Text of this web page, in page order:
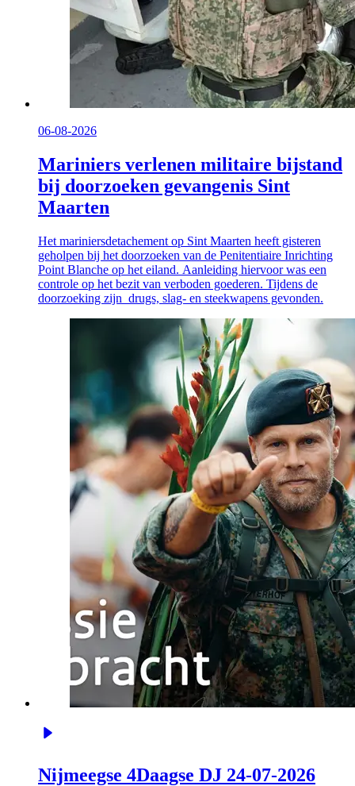
06-08-2026
Mariniers verlenen militaire bijstand
bij doorzoeken gevangenis Sint
Maarten
Het mariniersdetachement op Sint Maarten heeft gisteren
geholpen bij het doorzoeken van de Penitentiaire Inrichting
Point Blanche op het eiland. Aanleiding hiervoor was een
controle op het bezit van verboden goederen. Tijdens de
doorzoeking zijn drugs, slag- en steekwapens gevonden.
Nijmeegse 4Daagse DJ 24-07-2026